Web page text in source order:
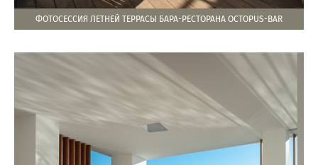
ФОТОСЕССИЯ ЛЕТНЕЙ ТЕРРАСЫ БАРА-РЕСТОРАНА OCTOPUS-BAR